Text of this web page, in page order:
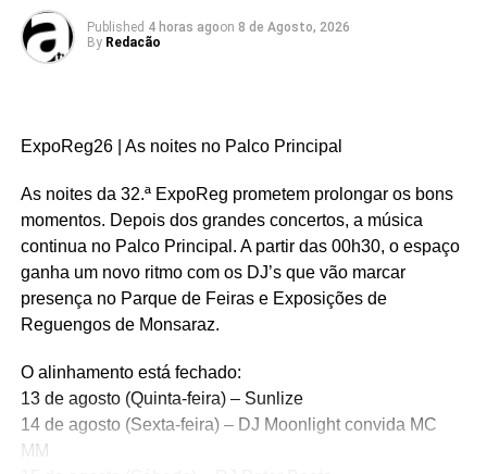
Mas este projeto é muito mais do que habitação.
É requalificação urbana.
É criar condições reais para fixar jovens, atrair famílias,
responder às dificuldades de acesso à habitação e
devolver utilidade social a espaços esquecidos da
cidade.
E é também um projeto com memória.
Porque a antiga Metalúrgica Marcão & Irmão não é
apenas um edifício. É parte da história económica e
humana de Reguengos de Monsaraz. Foi ali que
centenas de reguenguenses trabalharam, ganharam a
vida e ajudaram a construir o nosso concelho. Recuperar
este espaço é também honrar essa memória coletiva e
Published 4 horas agoon 8 de Agosto, 2026
By Redacão
ExpoReg26 | As noites no Palco Principal
As noites da 32.ª ExpoReg prometem prolongar os bons
momentos. Depois dos grandes concertos, a música
continua no Palco Principal. A partir das 00h30, o espaço
ganha um novo ritmo com os DJ’s que vão marcar
presença no Parque de Feiras e Exposições de
Reguengos de Monsaraz.
O alinhamento está fechado:
13 de agosto (Quinta-feira) – Sunlize
14 de agosto (Sexta-feira) – DJ Moonlight convida MC
MM